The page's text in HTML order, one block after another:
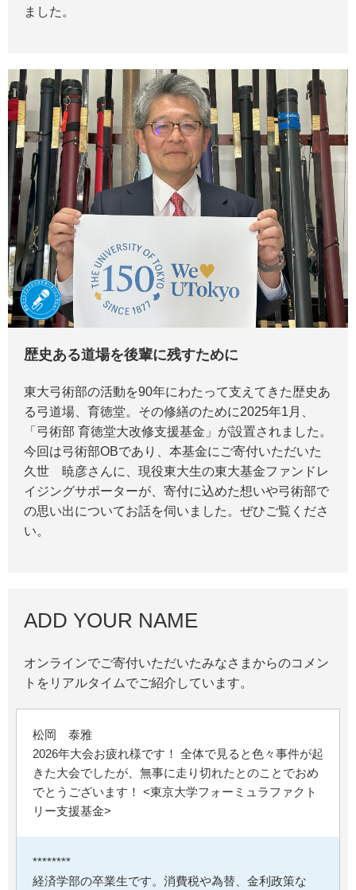
ました。
歴史ある道場を後輩に残すために
東大弓術部の活動を90年にわたって支えてきた歴史あ
る弓道場、育徳堂。その修繕のために2025年1月、
「弓術部 育徳堂大改修支援基金」が設置されました。
今回は弓術部OBであり、本基金にご寄付いただいた
久世 暁彦さんに、現役東大生の東大基金ファンドレ
イジングサポーターが、寄付に込めた想いや弓術部で
の思い出についてお話を伺いました。ぜひご覧くださ
い。
ADD YOUR NAME
オンラインでご寄付いただいたみなさまからのコメン
トをリアルタイムでご紹介しています。
松岡 泰雅
2026年大会お疲れ様です！ 全体で見ると色々事件が起
きた大会でしたが、無事に走り切れたとのことでおめ
でとうございます！ <東京大学フォーミュラファクト
リー支援基金>
********
経済学部の卒業生です。消費税や為替、金利政策な